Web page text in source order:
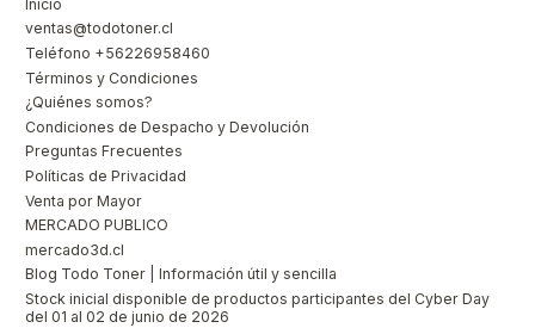
Inicio
ventas@todotoner.cl
Teléfono +56226958460
Términos y Condiciones
¿Quiénes somos?
Condiciones de Despacho y Devolución
Preguntas Frecuentes
Políticas de Privacidad
Venta por Mayor
MERCADO PUBLICO
mercado3d.cl
Blog Todo Toner | Información útil y sencilla
Stock inicial disponible de productos participantes del Cyber Day
del 01 al 02 de junio de 2026